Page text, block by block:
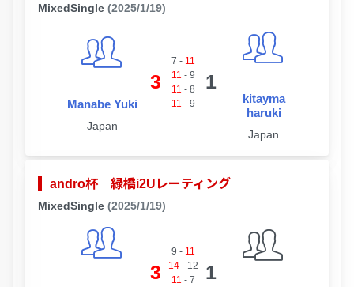
MixedSingle (2025/1/19)
Manabe Yuki
Japan
3
7 - 11
11 - 9
11 - 8
11 - 9
1
kitayma
haruki
Japan
andro杯 緑橋i2Uレーティング
MixedSingle (2025/1/19)
3
9 - 11
14- 12
11 - 7
1